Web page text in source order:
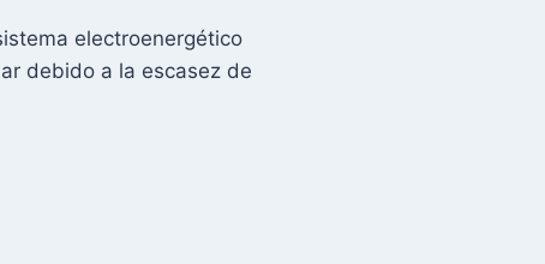
electroenergético
debido a la escasez de